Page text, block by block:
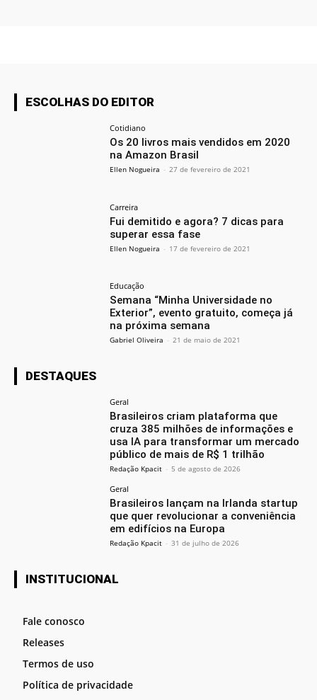
ESCOLHAS DO EDITOR
Cotidiano
Os 20 livros mais vendidos em 2020
na Amazon Brasil
Ellen Nogueira - 27 de fevereiro de 2021
Carreira
Fui demitido e agora? 7 dicas para
superar essa fase
Ellen Nogueira - 17 de fevereiro de 2021
Educação
Semana “Minha Universidade no
Exterior”, evento gratuito, começa já
na próxima semana
Gabriel Oliveira - 21 de maio de 2021
DESTAQUES
Geral
Brasileiros criam plataforma que
cruza 385 milhões de informações e
usa IA para transformar um mercado
público de mais de R$ 1 trilhão
Redação Kpacit - 5 de agosto de 2026
Geral
Brasileiros lançam na Irlanda startup
que quer revolucionar a conveniência
em edifícios na Europa
Redação Kpacit - 31 de julho de 2026
INSTITUCIONAL
Fale conosco
Releases
Termos de uso
Política de privacidade